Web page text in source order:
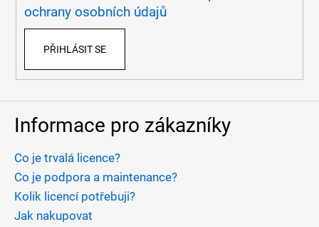
ochrany osobních údajů
PŘIHLÁSIT SE
Informace pro zákazníky
Co je trvalá licence?
Co je podpora a maintenance?
Kolik licencí potřebuji?
Jak nakupovat